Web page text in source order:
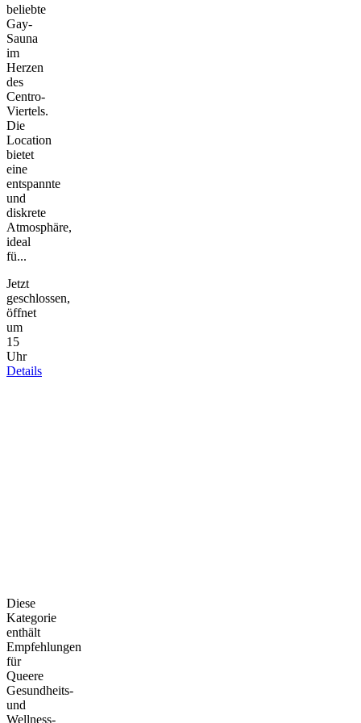
beliebte
Gay-
Sauna
im
Herzen
des
Centro-
Viertels.
Die
Location
bietet
eine
entspannte
und
diskrete
Atmosphäre,
ideal
fü...
Jetzt
geschlossen,
öffnet
um
15
Uhr
Details
Diese
Kategorie
enthält
Empfehlungen
für
Queere
Gesundheits-
und
Wellness-